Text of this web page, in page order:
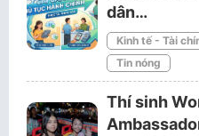
dân…
Kinh tế - Tài
Tin nóng
Thí sinh